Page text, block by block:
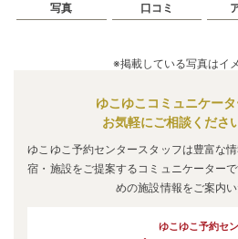
写真 口コミ
※掲載している写真はイ
ゆこゆこコミュニケー
お気軽にご相談ください
ゆこゆこ予約センタースタッフは豊富な
宿・施設をご提案するコミュニケーター
めの施設情報をご案内い
ゆこゆこ予約セ